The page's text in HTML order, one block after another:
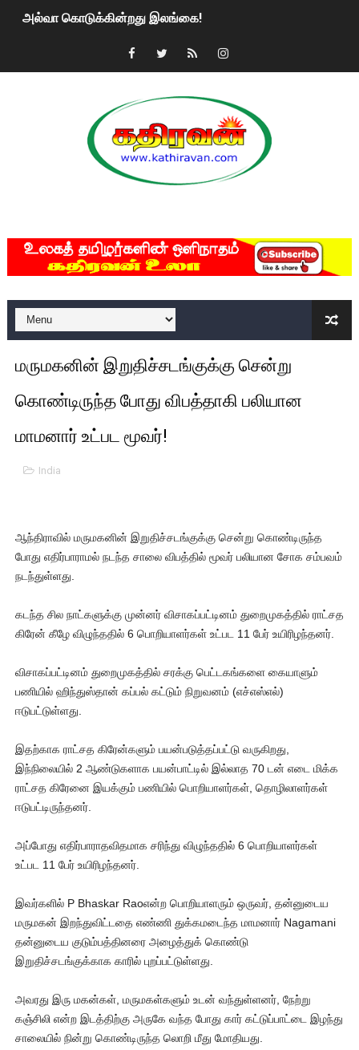
அல்வா கொடுக்கின்றது இலங்கை!
2ஆம் நாள் உக்ரைன் யுத்தம்!! எங்களைத் தனிமையில்
மகிந்த ராஜபக்சே பதவி விலக திட்டம்?
ரவுடி பேபிக்கு நடந்த தரமான சம்பவம்.. ஆபாச வீடியோக்களால்
குண்டை தூக்கிப்போட்ட ஆய்வு…. இந்தியாவின் “கோவிஷீல்டு”
யாழில் தமிழின தலைவர் பிரபாகரனின் பிறந்தநாளை
ஏர்போர்ட்டில் உதைத்த நபர் யார், என்ன நடந்தது?: உண்மையை
சீனா இலங்கையிடம் 8 மில்லியன் அமெரிக்க டொலர் நட்டஈடு
01/11/2021 Scotland ல் நடைபெறும் கண்டனப்
பாலச்சந்திரன் மற்றும் தன்னிடம் படித்த மாணவர்கள் தொடர்பில்
பிரிட்டனால் கடத்தப்படும் நிலையில் இலங்கைத் தமிழ்
தடுப்பூசியை பெற்றுக் கொள்ளக் கூடிய இடங்கள்...
பிரபல நடிகை தூக்கிட்டு தற்கொலை!
வடிவேலுவுக்கு நீதிமன்றம் விதித்துள்ள அதிரடி உத்தரவு!
தியாகதீபம் லெப்.கேணல் திலீபன், கேணல் சங்கர் ஆகியோரின்
ஐ.நா முன்றலில் சீரற்ற காலநிலையிலும் தமிழின அழிப்பிற்கு
இளையராஜா – கமல் அவசர சந்திப்பு (படங்கள், விடியோ)
ஜனாதிபதி ஐக்கிய நாடுகளின் பொதுச் சபை கூட்டத்தில் இன்று
32 CM விநோத கன்றுக்குட்டி! (வீடியோ)
மருமகனின் இறுதிச்சடங்குக்கு சென்று
கொண்டிருந்த போது விபத்தாகி பலியான
மாமனார் உட்பட மூவர்!
India
ஆந்திராவில் மருமகனின் இறுதிச்சடங்குக்கு சென்று கொண்டிருந்த
போது எதிர்பாராமல் நடந்த சாலை விபத்தில் மூவர் பலியான சோக சம்பவம்
நடந்துள்ளது.
கடந்த சில நாட்களுக்கு முன்னர் விசாகப்பட்டினம் துறைமுகத்தில் ராட்சத
கிரேன் கீழே விழுந்ததில் 6 பொறியாளர்கள் உட்பட 11 பேர் உயிரிழந்தனர்.
விசாகப்பட்டினம் துறைமுகத்தில் சரக்கு பெட்டகங்களை கையாளும்
பணியில் ஹிந்துஸ்தான் கப்பல் கட்டும் நிறுவனம் (எச்எஸ்எல்)
ஈடுபட்டுள்ளது.
இதற்காக ராட்சத கிரேன்களும் பயன்படுத்தப்பட்டு வருகிறது,
இந்நிலையில் 2 ஆண்டுகளாக பயன்பாட்டில் இல்லாத 70 டன் எடை மிக்க
ராட்சத கிரேனை இயக்கும் பணியில் பொறியாளர்கள், தொழிலாளர்கள்
ஈடுபட்டிருந்தனர்.
அப்போது எதிர்பாராதவிதமாக சரிந்து விழுந்ததில் 6 பொறியாளர்கள்
உட்பட 11 பேர் உயிரிழந்தனர்.
இவர்களில் P Bhaskar Raoஎன்ற பொறியாளரும் ஒருவர், தன்னுடைய
மருமகன் இறந்துவிட்டதை எண்ணி துக்கமடைந்த மாமனார் Nagamani
தன்னுடைய குடும்பத்தினரை அழைத்துக் கொண்டு
இறுதிச்சடங்குக்காக காரில் புறப்பட்டுள்ளது.
அவரது இரு மகன்கள், மருமகள்களும் உடன் வந்துள்ளனர், நேற்று
கஞ்சிலி என்ற இடத்திற்கு அருகே வந்த போது கார் கட்டுப்பாட்டை இழந்து
சாலையில் நின்று கொண்டிருந்த லொறி மீது மோதியது.